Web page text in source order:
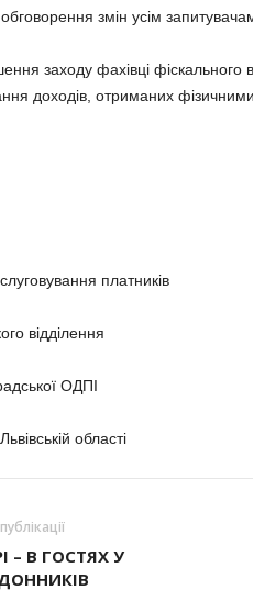
змін усім
заходу фахівці фіскального
доходів, отриманих
платників
відділення
ОДПІ
області
– В ГОСТЯХ У